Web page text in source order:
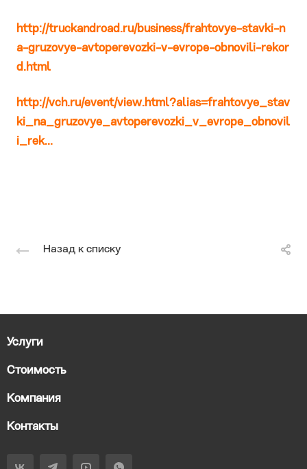
http://truckandroad.ru/business/frahtovye-stavki-n
a-gruzovye-avtoperevozki-v-evrope-obnovili-rekor
d.html
http://vch.ru/event/view.html?alias=frahtovye_stav
ki_na_gruzovye_avtoperevozki_v_evrope_ob­­novil
i_rek...
Назад к списку
Услуги
Стоимость
Компания
Контакты